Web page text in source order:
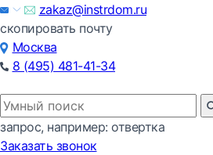
zakaz@instrdom.ru
скопировать почту
Москва
8 (495) 481-41-34
запрос, например: отвертка
Заказать звонок